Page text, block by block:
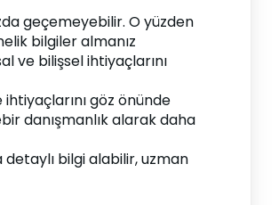
geçemeyebilir. O yüzden
bilgiler almanız
ve bilişsel ihtiyaçlarını
göz önünde
danışmanlık alarak daha
bilgi alabilir, uzman